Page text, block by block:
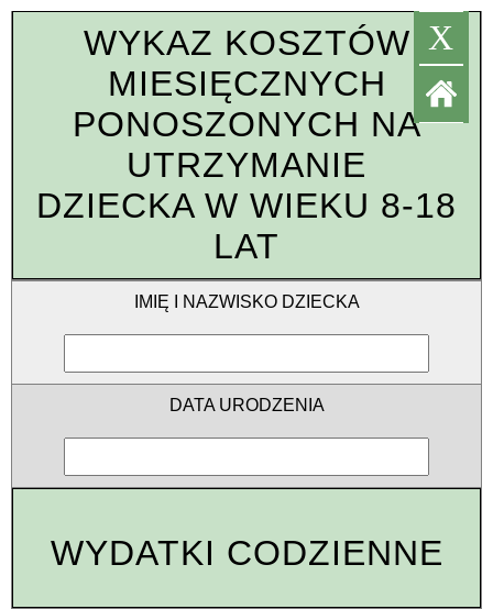
X
WYKAZ KOSZTÓW
MIESIĘCZNYCH
PONOSZONYCH NA
UTRZYMANIE
DZIECKA W WIEKU 8-18
LAT
IMIĘ I NAZWISKO DZIECKA
DATA URODZENIA
WYDATKI CODZIENNE